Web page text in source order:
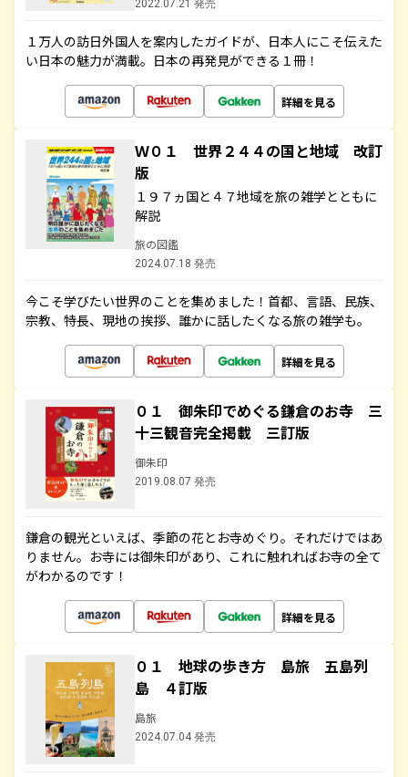
2022.07.21 発売
１万人の訪日外国人を案内したガイドが、日本人にこそ伝えた
い日本の魅力が満載。日本の再発見ができる１冊！
詳細を見る
Ｗ０１ 世界２４４の国と地域 改訂
版
１９７ヵ国と４７地域を旅の雑学とともに
解説
旅の図鑑
2024.07.18 発売
今こそ学びたい世界のことを集めました！首都、言語、民族、
宗教、特長、現地の挨拶、誰かに話したくなる旅の雑学も。
詳細を見る
０１ 御朱印でめぐる鎌倉のお寺 三
十三観音完全掲載 三訂版
御朱印
2019.08.07 発売
鎌倉の観光といえば、季節の花とお寺めぐり。それだけではあ
りません。お寺には御朱印があり、これに触れればお寺の全て
がわかるのです！
詳細を見る
０１ 地球の歩き方 島旅 五島列
島 ４訂版
島旅
2024.07.04 発売